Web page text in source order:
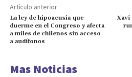
Artículo anterior
La ley de hipoacusia que
duerme en el Congreso y afecta
a miles de chilenos sin acceso
a audífonos
Xavi
Mas Noticias